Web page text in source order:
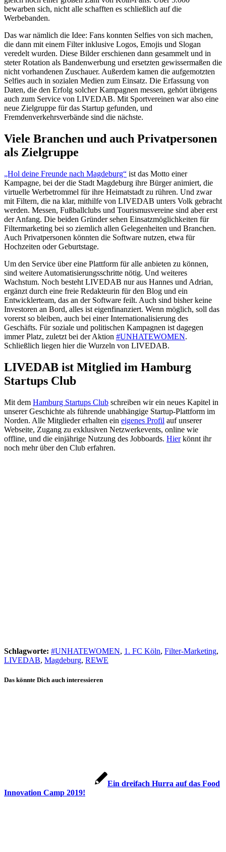
bewarben sich, nicht alle schafften es schließlich auf die
Werbebanden.
Das war nämlich die Idee: Fans konnten Selfies von sich machen,
die dann mit einem Filter inklusive Logos, Emojis und Slogan
veredelt wurden. Diese Bilder erschienen dann gesammelt und in
steter Rotation als Bandenwerbung und ersetzten gewissermaßen die
nicht vorhandenen Zuschauer. Außerdem kamen die aufgemotzten
Selfies auch in sozialen Medien zum Einsatz. Die Erfassung von
Daten, die den Erfolg solcher Kampagnen messen, gehört übrigens
auch zum Service von LIVEDAB. Mit Sportvereinen war also eine
neue Zielgruppe für das Startup gefunden, und
Fremdenverkehrsverbände sind die nächste.
Viele Branchen und auch Privatpersonen
als Zielgruppe
„Hol deine Freunde nach Magdeburg“ ist das Motto einer
Kampagne, bei der die Stadt Magdeburg ihre Bürger animiert, die
virtuelle Werbetrommel für ihre Heimatstadt zu rühren. Und zwar
mit Filtern, die na klar, mithilfe von LIVEDAB unters Volk gebracht
werden. Messen, Fußballclubs und Tourismusvereine sind aber erst
der Anfang. Die beiden Gründer sehen Einsatzmöglichkeiten für
Filtermarketing bei so ziemlich allen Gelegenheiten und Branchen.
Auch Privatpersonen könnten die Software nutzen, etwa für
Hochzeiten oder Geburtstage.
Um den Service über eine Plattform für alle anbieten zu können,
sind weitere Automatisierungsschritte nötig. Und weiteres
Wachstum. Noch besteht LIVEDAB nur aus Hannes und Adrian,
ergänzt durch eine freie Redakteurin für den Blog und ein
Entwicklerteam, das an der Software feilt. Auch sind bisher keine
Investoren an Bord, alles ist eigenfinanziert. Wenn möglich, soll das
vorerst so bleiben, auch bei einer Internationalisierung des
Geschäfts. Für soziale und politischen Kampagnen ist dagegen
immer Platz, zuletzt bei der Aktion #UNHATEWOMEN.
Schließlich liegen hier die Wurzeln von LIVEDAB.
LIVEDAB ist Mitglied im Hamburg
Startups Club
Mit dem Hamburg Startups Club schreiben wir ein neues Kapitel in
unserer Geschichte als führende unabhängige Startup-Plattform im
Norden. Alle Mitglieder erhalten ein eigenes Profil auf unserer
Webseite, Zugang zu exklusiven Netzwerkevents, online wie
offline, und die einjährige Nutzung des Jobboards. Hierkönnt ihr
noch mehr über den Club erfahren.
Schlagworte: #UNHATEWOMEN, 1. FC Köln, Filter-Marketing,
LIVEDAB, Magdeburg, REWE
Das könnte Dich auch interessieren
Ein dreifach Hurra auf das Food
Innovation Camp 2019!